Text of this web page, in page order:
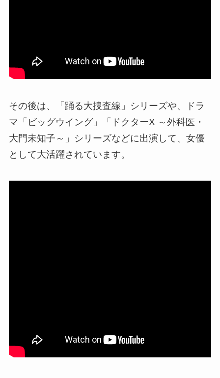
その後は、「踊る大捜査線」シリーズや、ドラ
マ「ビッグウイング」「ドクターX ～外科医・
大門未知子～」シリーズなどに出演して、女優
として大活躍されています。